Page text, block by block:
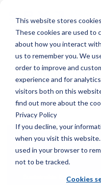
This website stores
These cookies are used to
about how you interact
us to remember you. We
order to improve and
experience and for
visitors both on this
find out more about the
Privacy Policy
If you decline, your
when you visit this
used in your browser to
not to be tracked.
Cookies
Startseite / Bibliothek /